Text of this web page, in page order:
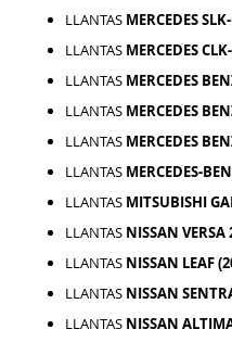
LLANTAS MERCEDES
LLANTAS MERCEDES
LLANTAS MERCEDES
LLANTAS MERCEDES
LLANTAS MERCEDES
LLANTAS MERCEDES-
LLANTAS MITSUBISHI
LLANTAS NISSAN VERSA
LLANTAS NISSAN LEAF
LLANTAS NISSAN
LLANTAS NISSAN